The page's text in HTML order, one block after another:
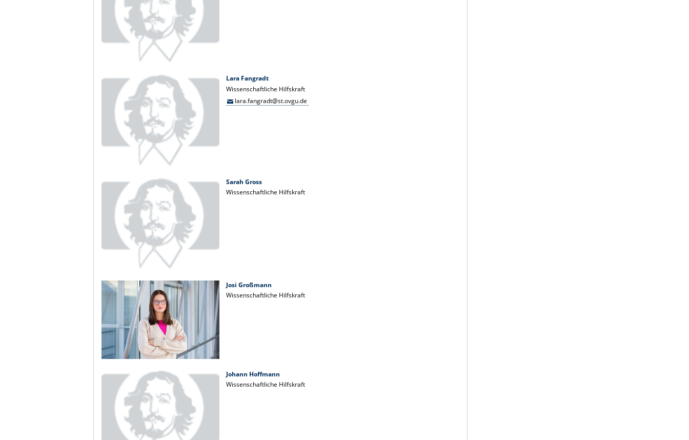
Lara Fangradt
Wissenschaftliche Hilfskraft
lara.fangradt@st.ovgu.de
Sarah Gross
Wissenschaftliche Hilfskraft
Josi Großmann
Wissenschaftliche Hilfskraft
Johann Hoffmann
Wissenschaftliche Hilfskraft